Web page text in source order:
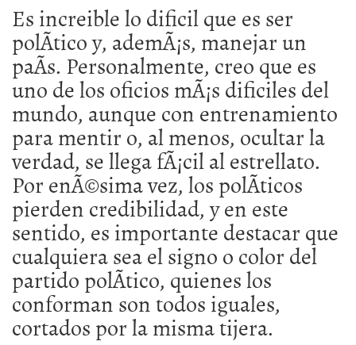
Es increible lo dificil que es ser
polÃ­tico y, ademÃ¡s, manejar un
paÃ­s. Personalmente, creo que es
uno de los oficios mÃ¡s dificiles del
mundo, aunque con entrenamiento
para mentir o, al menos, ocultar la
verdad, se llega fÃ¡cil al estrellato.
Por enÃ©sima vez, los polÃ­ticos
pierden credibilidad, y en este
sentido, es importante destacar que
cualquiera sea el signo o color del
partido polÃ­tico, quienes los
conforman son todos iguales,
cortados por la misma tijera.